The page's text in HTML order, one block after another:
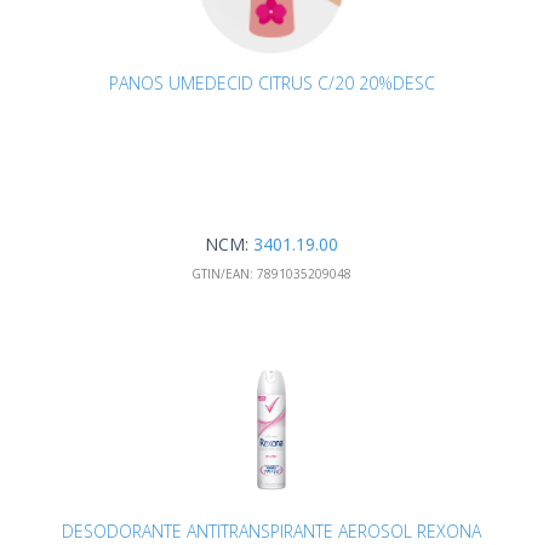
PANOS UMEDECID CITRUS C/20 20%DESC
NCM: 3401.19.00
GTIN/EAN: 7891035209048
DESODORANTE ANTITRANSPIRANTE AEROSOL REXONA